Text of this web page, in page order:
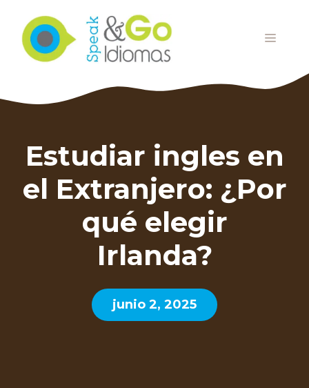
contenido
MENÚ
Estudiar ingles en
el Extranjero: ¿Por
qué elegir
Irlanda?
junio 2, 2025